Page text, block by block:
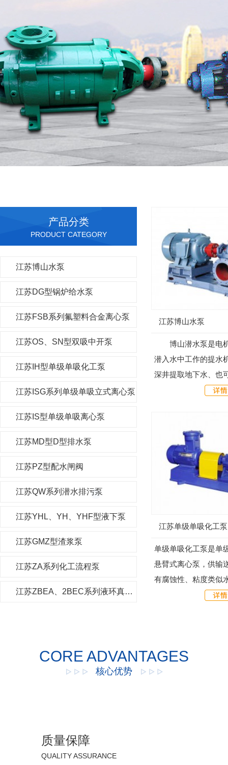
产品分类
PRODUCT CATEGORY
江苏博山水泵
江苏DG型锅炉给水泵
江苏FSB系列氟塑料合金离心泵
江苏OS、SN型双吸中开泵
江苏IH型单级单吸化工泵
江苏ISG系列单级单吸立式离心泵
江苏IS型单级单吸离心泵
江苏MD型D型排水泵
江苏PZ型配水闸阀
江苏QW系列潜水排污泵
江苏YHL、YH、YHF型液下泵
江苏GMZ型渣浆泵
江苏ZA系列化工流程泵
江苏ZBEA、2BEC系列液环真空泵及压缩机
江苏博山水泵
博山潜水泵是电
潜入水中工作的提水
深井提取地下水、也
库、水渠等提水工程
江苏单级单吸化工泵
单级单吸化工泵是单
悬臂式离心泵，供输
有腐蚀性、粘度类似
记、额定性能和尺寸
CORE ADVANTAGES
核心优势
质量保障
QUALITY ASSURANCE